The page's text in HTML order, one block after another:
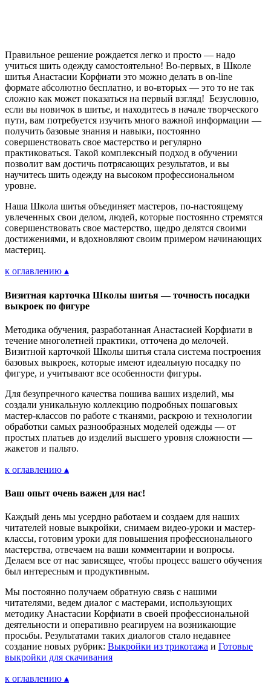
Правильное решение рождается легко и просто — надо
учиться шить одежду самостоятельно! Во-первых, в Школе
шитья Анастасии Корфиати это можно делать в on-line
формате абсолютно бесплатно, и во-вторых — это то не так
сложно как может показаться на первый взгляд! Безусловно,
если вы новичок в шитье, и находитесь в начале творческого
пути, вам потребуется изучить много важной информации —
получить базовые знания и навыки, постоянно
совершенствовать свое мастерство и регулярно
практиковаться. Такой комплексный подход в обучении
позволит вам достичь потрясающих результатов, и вы
научитесь шить одежду на высоком профессиональном
уровне.
Наша Школа шитья объединяет мастеров, по-настоящему
увлеченных свои делом, людей, которые постоянно стремятся
совершенствовать свое мастерство, щедро делятся своими
достижениями, и вдохновляют своим примером начинающих
мастериц.
к оглавлению ▴
Визитная карточка Школы шитья — точность посадки
выкроек по фигуре
Методика обучения, разработанная Анастасией Корфиати в
течение многолетней практики, отточена до мелочей.
Визитной карточкой Школы шитья стала система построения
базовых выкроек, которые имеют идеальную посадку по
фигуре, и учитывают все особенности фигуры.
Для безупречного качества пошива ваших изделий, мы
создали уникальную коллекцию подробных пошаговых
мастер-классов по работе с тканями, раскрою и технологии
обработки самых разнообразных моделей одежды — от
простых платьев до изделий высшего уровня сложности —
жакетов и пальто.
к оглавлению ▴
Ваш опыт очень важен для нас!
Каждый день мы усердно работаем и создаем для наших
читателей новые выкройки, снимаем видео-уроки и мастер-
классы, готовим уроки для повышения профессионального
мастерства, отвечаем на ваши комментарии и вопросы.
Делаем все от нас зависящее, чтобы процесс вашего обучения
был интересным и продуктивным.
Мы постоянно получаем обратную связь с нашими
читателями, ведем диалог с мастерами, использующих
методику Анастасии Корфиати в своей профессиональной
деятельности и оперативно реагируем на возникающие
просьбы. Результатами таких диалогов стало недавнее
создание новых рубрик: Выкройки из трикотажа и Готовые
выкройки для скачивания
к оглавлению ▴